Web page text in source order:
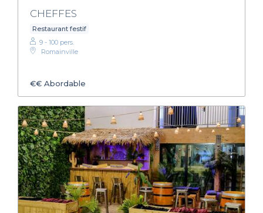
CHEFFES
Restaurant festif
9 - 100 pers.
Romainville
€€ Abordable